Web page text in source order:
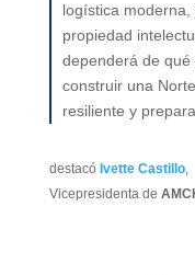
logística
propiedad
dependerá de
construir una
resiliente y
destacó Ivette Castillo,
Vicepresidenta de